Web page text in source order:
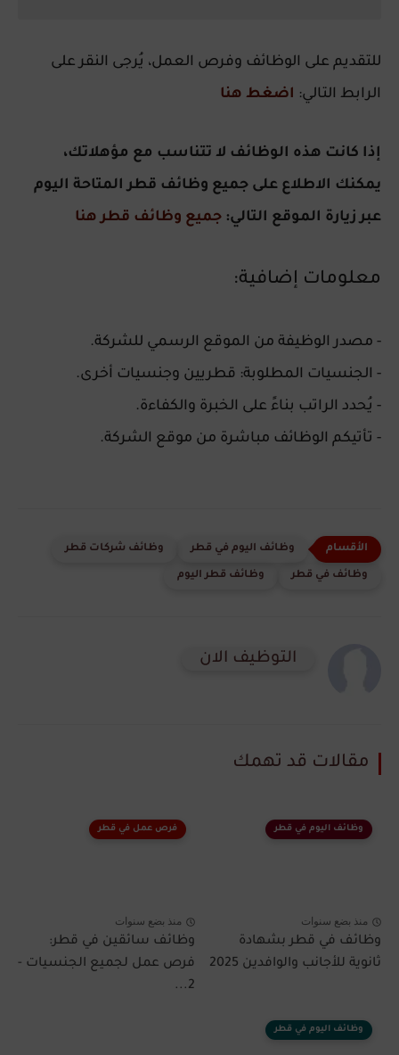
للتقديم على الوظائف وفرص العمل، يُرجى النقر على
الرابط التالي: اضغط هنا
إذا كانت هذه الوظائف لا تتناسب مع مؤهلاتك،
يمكنك الاطلاع على جميع وظائف قطر المتاحة اليوم
عبر زيارة الموقع التالي: جميع وظائف قطر هنا
معلومات إضافية:
- مصدر الوظيفة من الموقع الرسمي للشركة.
- الجنسيات المطلوبة: قطريين وجنسيات أخرى.
- يُحدد الراتب بناءً على الخبرة والكفاءة.
- تأتيكم الوظائف مباشرة من موقع الشركة.
وظائف اليوم في قطر وظائف شركات قطر
وظائف في قطر وظائف قطر اليوم
التوظيف الان
مقالات قد تهمك
وظائف اليوم في قطر
منذ بضع سنوات
وظائف في قطر بشهادة
ثانوية للأجانب والوافدين 2025
فرص عمل في قطر
منذ بضع سنوات
وظائف سائقين في قطر:
فرص عمل لجميع الجنسيات -
2...
وظائف اليوم في قطر